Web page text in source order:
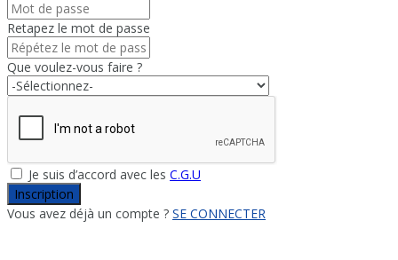
Retapez le mot de passe
Que voulez-vous faire ?
Je suis d’accord avec les C.G.U
Inscription
Vous avez déjà un compte ? SE CONNECTER